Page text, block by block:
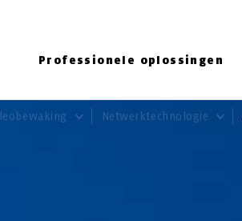
Professionele oplossingen
Netwerktechnologie